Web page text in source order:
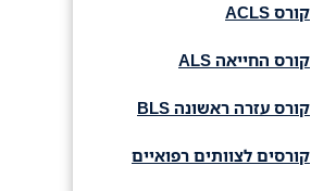
קורס ACLS
קורס החייאה ALS
קורס עזרה ראשונה BLS
קורסים לצוותים רפואיים